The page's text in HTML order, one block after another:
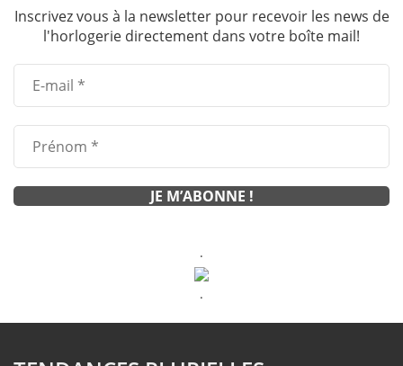
Inscrivez vous à la newsletter pour recevoir les news de
l'horlogerie directement dans votre boîte mail!
.
.